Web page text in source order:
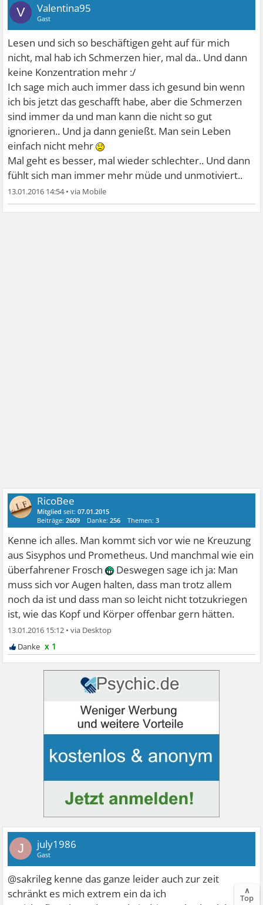
V Valentina95
Gast
Lesen und sich so beschäftigen geht auf für mich
nicht, mal hab ich Schmerzen hier, mal da.. Und dann
keine Konzentration mehr :/
Ich sage mich auch immer dass ich gesund bin wenn
ich bis jetzt das geschafft habe, aber die Schmerzen
sind immer da und man kann die nicht so gut
ignorieren.. Und ja dann genießt. Man sein Leben
einfach nicht mehr
Mal geht es besser, mal wieder schlechter.. Und dann
fühlt sich man immer mehr müde und unmotiviert..
13.01.2016 14:54•
RicoBee
Mitglied seit:07.01.2015
Beiträge:2609 Danke:256 Themen:3
Kenne ich alles. Man kommt sich vor wie ne Kreuzung
aus Sisyphos und Prometheus. Und manchmal wie ein
überfahrener Frosch
Deswegen sage ich ja: Man
muss sich vor Augen halten, dass man trotz allem
noch da ist und dass man so leicht nicht totzukriegen
ist, wie das Kopf und Körper offenbar gern hätten.
13.01.2016 15:12 •
x 1
J july1986
Gast
@sakrileg kenne das ganze leider auch zur zeit
schränkt es mich extrem ein da ich
∧
Top